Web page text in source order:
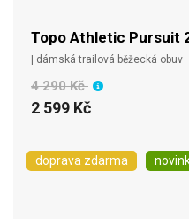
Topo Athletic Pursuit
| dámská trailová běžecká obuv
4 290 Kč
2 599 Kč
doprava zdarma